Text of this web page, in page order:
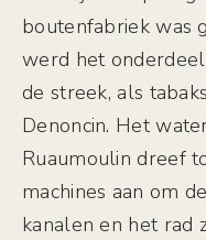
boutenfabriek was
werd het
de streek, als
Denoncin. Het
Ruaumoulin dreef
machines aan om
kanalen en het rad